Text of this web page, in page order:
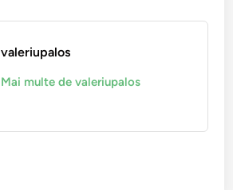
valeriupalos
Mai multe de valeriupalos